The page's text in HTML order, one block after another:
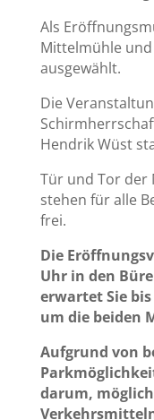
Als
Mittelmühle
ausgewählt.
Die
Hendrik Wüst
Tür und Tor
stehen für alle
frei.
Die
Uhr in den
erwartet Sie
um die beiden
Aufgrund von
darum,